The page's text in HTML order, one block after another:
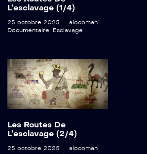
L’esclavage (1/4)
25 octobre 2025
alocoman
Documentaire
Esclavage
Les Routes De
L’esclavage (2/4)
25 octobre 2025
alocoman